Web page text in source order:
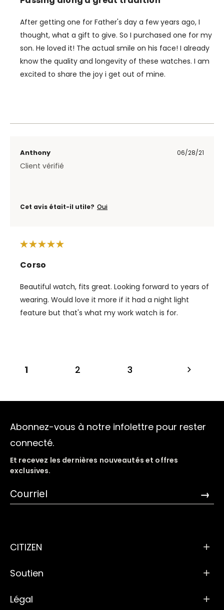
After getting one for Father's day a few years ago, I
thought, what a gift to give. So I purchased one for my
son. He loved it! The actual smile on his face! I already
know the quality and longevity of these watches. I am
excited to share the joy i get out of mine.
Anthony 06/28/21
Client vérifié
Cet avis était-il utile? Oui
Corso
Beautiful watch, fits great. Looking forward to years of
wearing. Would love it more if it had a night light
feature but that's what my work watch is for.
1 2 3
Abonnez-vous à notre infolettre pour rester
connecté.
Et recevez les dernières nouveautés et offres
exclusives.
→
CITIZEN
Soutien
Légal